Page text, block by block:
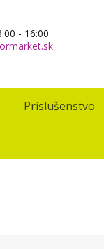
- 16:00
Príslušenstvo